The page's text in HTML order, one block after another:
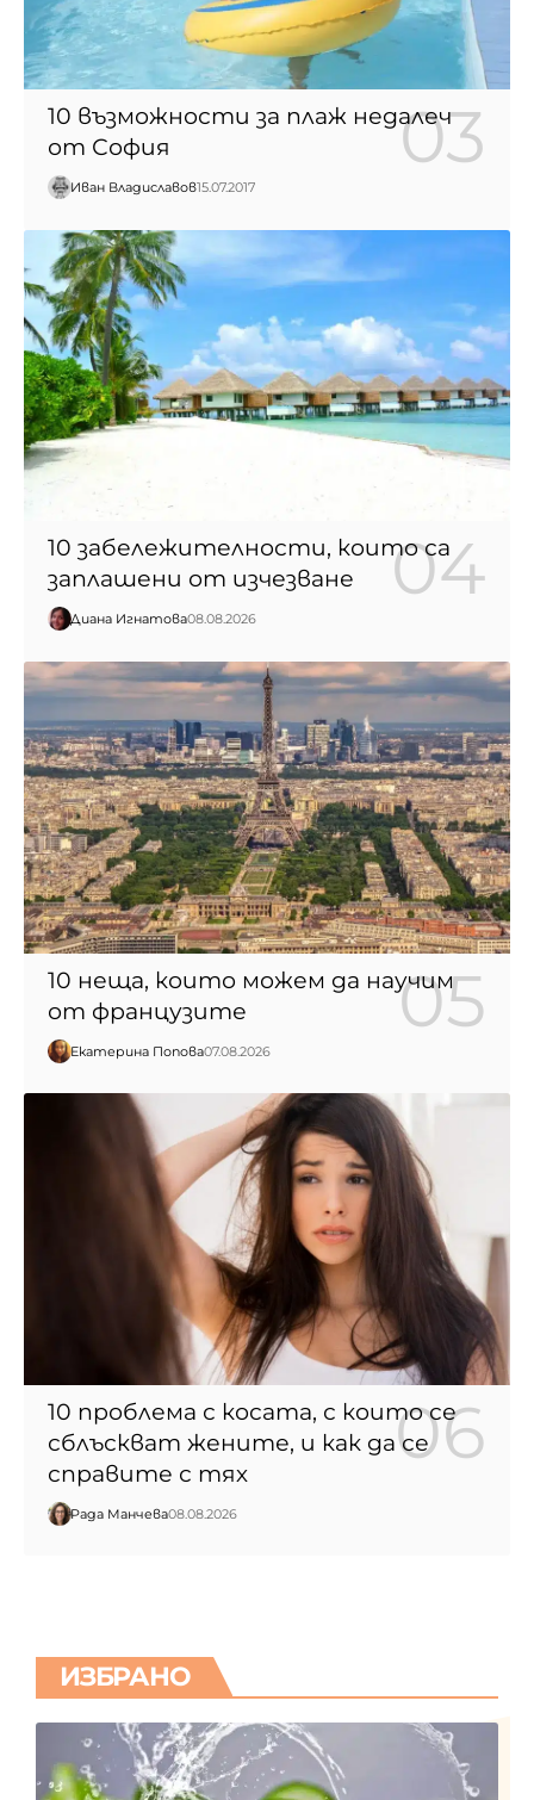
10 възможности за плаж недалеч
от София
Иван Владиславов15.07.2017
10 забележителности, които са
заплашени от изчезване
Диана Игнатова08.08.2026
10 неща, които можем да научим
от французите
Екатерина Попова07.08.2026
10 проблема с косата, с които се
сблъскват жените, и как да се
справите с тях
Рада Манчева08.08.2026
ИЗБРАНО